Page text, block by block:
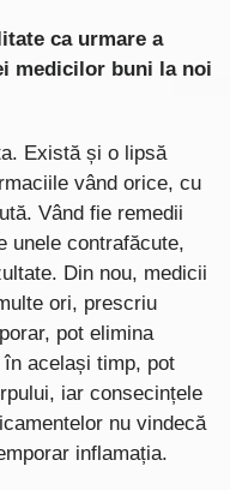
ca urmare a
medicilor buni la noi
Există și o lipsă
vând orice, cu
Vând fie remedii
unele contrafăcute,
Din nou, medicii
ori, prescriu
pot elimina
același timp, pot
iar consecințele
nu vindecă
inflamația.